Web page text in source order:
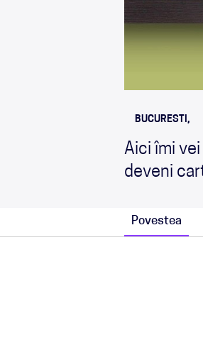
BUCURESTI,
Aici îmi
deveni
Povestea